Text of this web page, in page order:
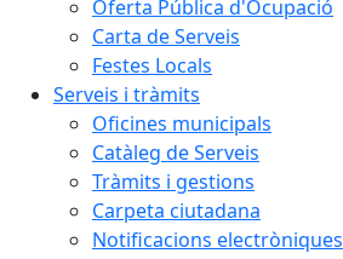
Oferta Pública d'Ocupació
Carta de Serveis
Festes Locals
Serveis i tràmits
Oficines municipals
Catàleg de Serveis
Tràmits i gestions
Carpeta ciutadana
Notificacions electròniques